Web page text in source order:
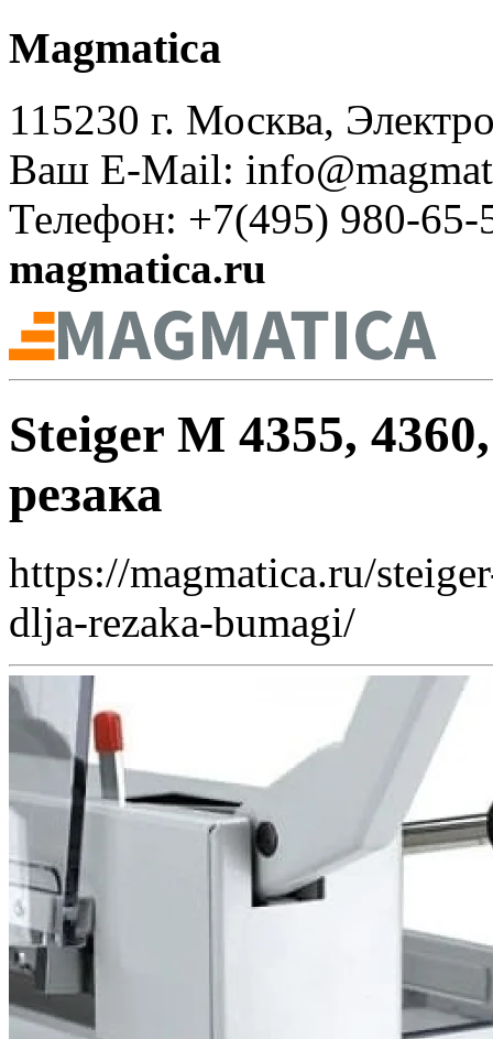
Magmatica
115230 г. Москва,
Ваш E-Mail:
Телефон: +7(495) 980-65-
magmatica.ru
Steiger M 4355,
резака
https://magmatica.ru/
dlja-rezaka-bumagi/